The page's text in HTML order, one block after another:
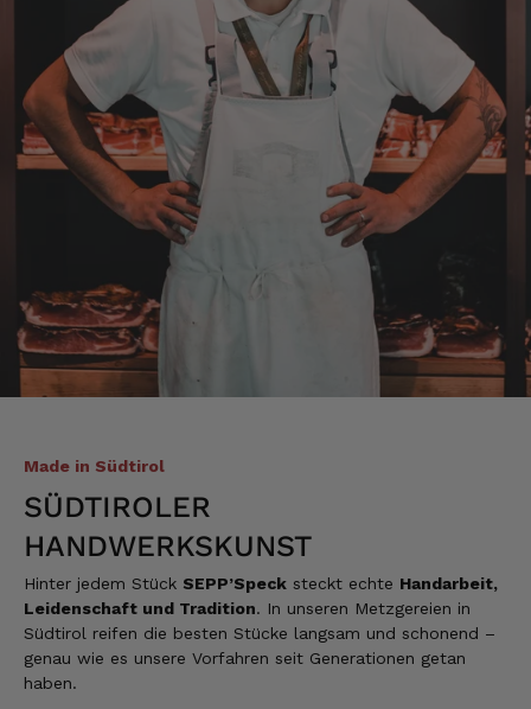
Made in Südtirol
SÜDTIROLER
HANDWERKSKUNST
Hinter jedem Stück SEPP’Speck steckt echte Handarbeit,
Leidenschaft und Tradition. In unseren Metzgereien in
Südtirol reifen die besten Stücke langsam und schonend –
genau wie es unsere Vorfahren seit Generationen getan
haben.
Lieferung funktioniert gut. Geschmack und
Qualität sehr gut. Ich habe schon vieles
probiert und auch wieder bestellt.
5.8.2026
Norbert
Verifizierter Kunde
Qualität hervorragend, leider ist der Versand
nach Deutschland mit GLS unterirdisch. Bitte
auf DHL umstellen, auch wenn die
Versandkosten dadurch höher sein sollten.
5.8.2026